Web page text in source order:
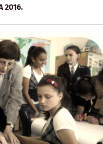
2016.